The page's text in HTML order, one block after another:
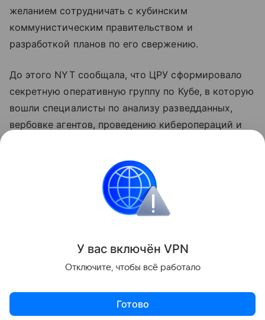
желанием сотрудничать с кубинским
коммунистическим правительством и
разработкой планов по его свержению.
До этого NYT сообщала, что ЦРУ сформировало
секретную оперативную группу по Кубе, в которую
вошли специалисты по анализу разведданных,
вербовке агентов, проведению киберопераций и
раскола в политической элите Кубы и
способствовать приходу к власти политиков,
готовых учитывать требования американского
Поделиться
У вас включён VPN
Отключите, чтобы всё работало
Готово